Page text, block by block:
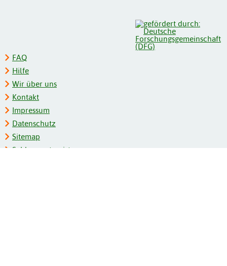
FAQ
Hilfe
Wir über uns
Kontakt
Impressum
Datenschutz
Sitemap
Schlagwortregister